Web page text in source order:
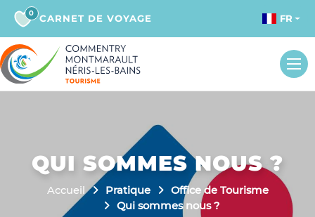
0 CARNET DE VOYAGE FR
QUI SOMMES NOUS ?
Accueil Pratique
Office de Tourisme
Qui sommes nous ?